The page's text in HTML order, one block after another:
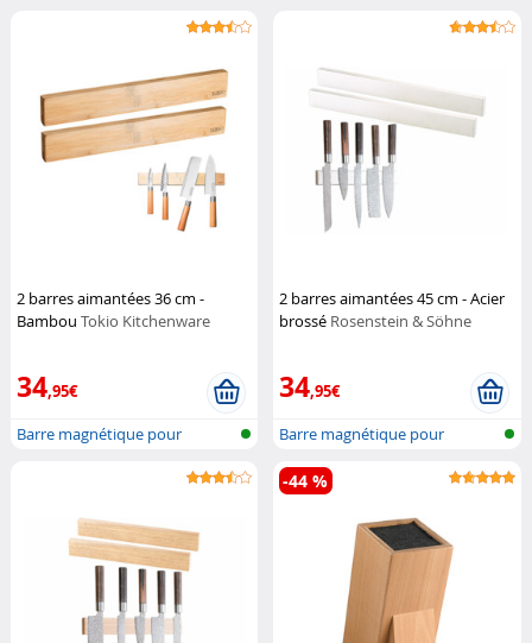
2 barres aimantées 36 cm -
Bambou Tokio Kitchenware
34,95€
Barre magnétique pour
2 barres aimantées 45 cm - Acier
brossé Rosenstein & Söhne
34,95€
Barre magnétique pour
couteaux
-44 %